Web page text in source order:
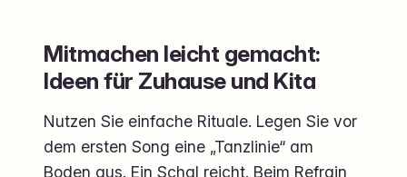
Mitmachen leicht gemacht:
Ideen für Zuhause und Kita
Nutzen Sie einfache Rituale. Legen Sie vor
dem ersten Song eine „Tanzlinie“ am
Boden aus. Ein Schal reicht. Beim Refrain